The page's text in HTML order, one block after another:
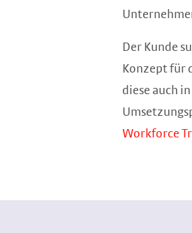
Der Kunde
Konzept für
diese auch
Workforce